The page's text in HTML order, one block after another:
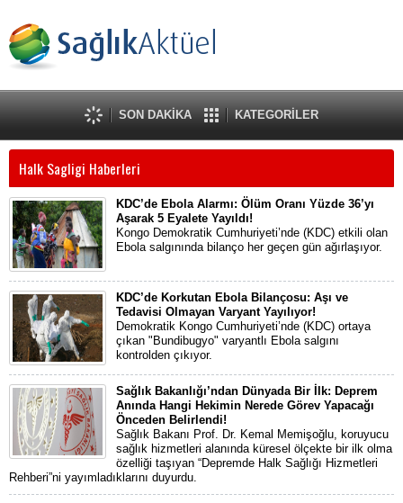
SON DAKİKA KATEGORİLER
Halk Sagligi Haberleri
KDC’de Ebola Alarmı: Ölüm Oranı Yüzde 36’yı
Aşarak 5 Eyalete Yayıldı!
Kongo Demokratik Cumhuriyeti’nde (KDC) etkili olan
Ebola salgınında bilanço her geçen gün ağırlaşıyor.
KDC’de Korkutan Ebola Bilançosu: Aşı ve
Tedavisi Olmayan Varyant Yayılıyor!
Demokratik Kongo Cumhuriyeti’nde (KDC) ortaya
çıkan "Bundibugyo" varyantlı Ebola salgını
kontrolden çıkıyor.
Sağlık Bakanlığı’ndan Dünyada Bir İlk: Deprem
Anında Hangi Hekimin Nerede Görev Yapacağı
Önceden Belirlendi!
Sağlık Bakanı Prof. Dr. Kemal Memişoğlu, koruyucu
sağlık hizmetleri alanında küresel ölçekte bir ilk olma
özelliği taşıyan “Depremde Halk Sağlığı Hizmetleri
Rehberi”ni yayımladıklarını duyurdu.